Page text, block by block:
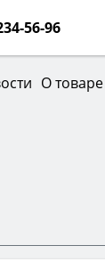
56-96
О товаре